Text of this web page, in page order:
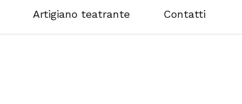
Artigiano teatrante Contatti